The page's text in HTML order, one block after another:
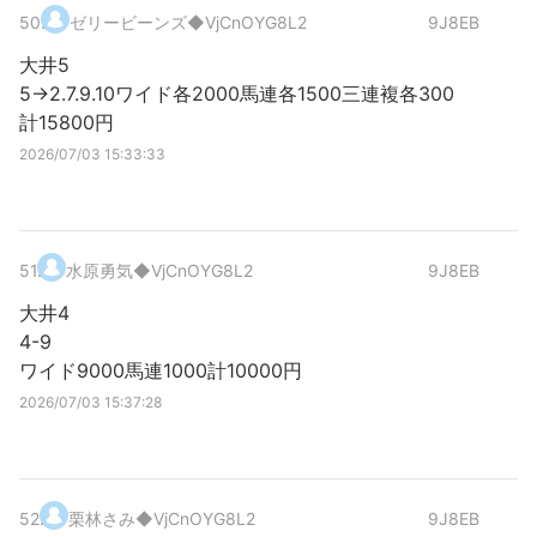
50. ゼリービーンズ◆VjCnOYG8L2 9J8EB
大井5
5→2.7.9.10ワイド各2000馬連各1500三連複各300
計15800円
2026/07/03 15:33:33
51. 水原勇気◆VjCnOYG8L2 9J8EB
大井4
4-9
ワイド9000馬連1000計10000円
2026/07/03 15:37:28
52. 栗林さみ◆VjCnOYG8L2 9J8EB